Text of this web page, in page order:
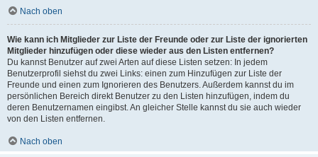
Nach oben
Wie kann ich Mitglieder zur Liste der Freunde oder zur Liste der ignorierten
Mitglieder hinzufügen oder diese wieder aus den Listen entfernen?
Du kannst Benutzer auf zwei Arten auf diese Listen setzen: In jedem
Benutzerprofil siehst du zwei Links: einen zum Hinzufügen zur Liste der
Freunde und einen zum Ignorieren des Benutzers. Außerdem kannst du im
persönlichen Bereich direkt Benutzer zu den Listen hinzufügen, indem du
deren Benutzernamen eingibst. An gleicher Stelle kannst du sie auch wieder
von den Listen entfernen.
Nach oben